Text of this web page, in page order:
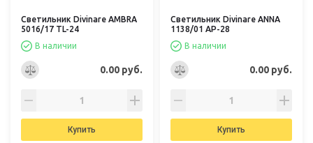
Светильник Divinare AMBRA
5016/17 TL-24
В наличии
0.00 руб.
Купить
Светильник Divinare ANNA
1138/01 AP-28
В наличии
0.00 руб.
Купить